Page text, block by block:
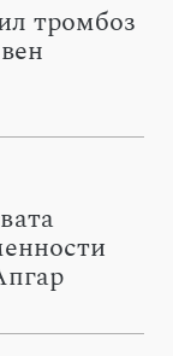
тромбоз